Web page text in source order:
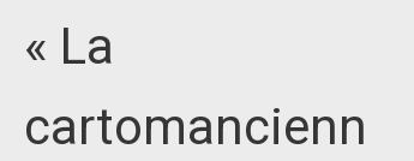
« La
cartomancienn